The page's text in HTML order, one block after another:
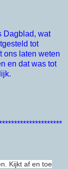
Dagblad, wat
tot
ons laten weten
en dat was tot
Kijkt af en toe